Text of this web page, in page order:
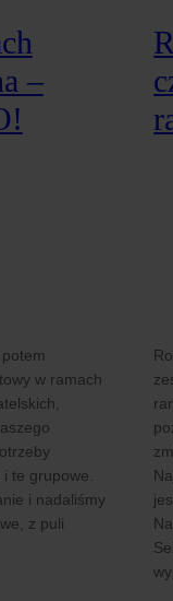
–
w ramach
te grupowe.
i nadaliśmy
z puli